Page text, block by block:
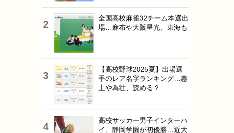
全国高校麻雀32チーム本選出
場…麻布や大阪星光、東海も
【高校野球2025夏】出場選
手のレア名字ランキング…惠
土や為壮、読める？
高校サッカー男子インターハ
イ、静岡学園が初優勝…近大